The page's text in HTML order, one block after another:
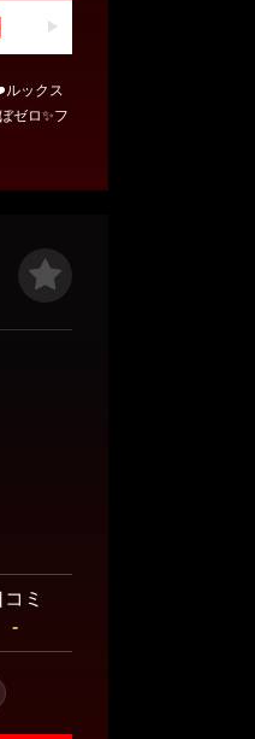
ルックス
ゼロ✨フ
コミ
-